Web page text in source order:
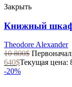
Закрыть
Книжный шкаф
Theodore Alexander
10 800$
640$Текущая цена:
-20%